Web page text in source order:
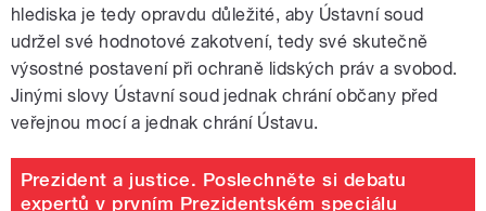
hlediska je tedy opravdu důležité, aby Ústavní soud
udržel své hodnotové zakotvení, tedy své skutečně
výsostné postavení při ochraně lidských práv a svobod.
Jinými slovy Ústavní soud jednak chrání občany před
veřejnou mocí a jednak chrání Ústavu.
Prezident a justice. Poslechněte si debatu
expertů v prvním Prezidentském speciálu